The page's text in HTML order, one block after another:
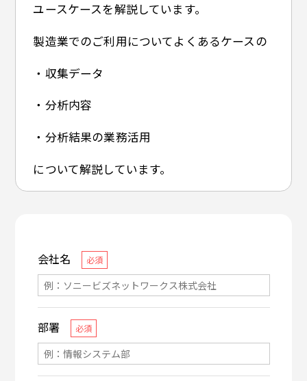
ユースケースを解説しています。
製造業でのご利用についてよくあるケースの
・収集データ
・分析内容
・分析結果の業務活用
について解説しています。